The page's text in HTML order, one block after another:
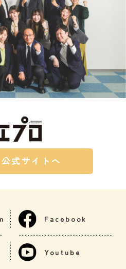
式サイトへ
Facebook
Youtube